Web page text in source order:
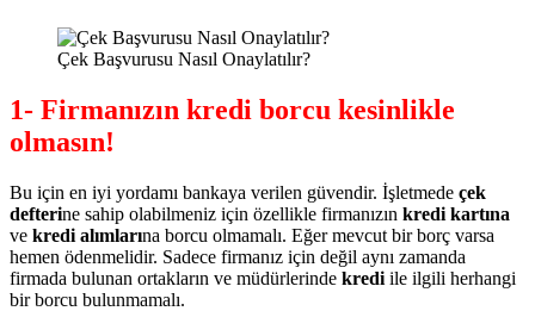
Çek Başvurusu Nasıl Onaylatılır?
1- Firmanızın kredi borcu kesinlikle
olmasın!
Bu için en iyi yordamı bankaya verilen güvendir. İşletmede çek
defterine sahip olabilmeniz için özellikle firmanızın kredi kartına
ve kredi alımlarına borcu olmamalı. Eğer mevcut bir borç varsa
hemen ödenmelidir. Sadece firmanız için değil aynı zamanda
firmada bulunan ortakların ve müdürlerinde kredi ile ilgili herhangi
bir borcu bulunmamalı.